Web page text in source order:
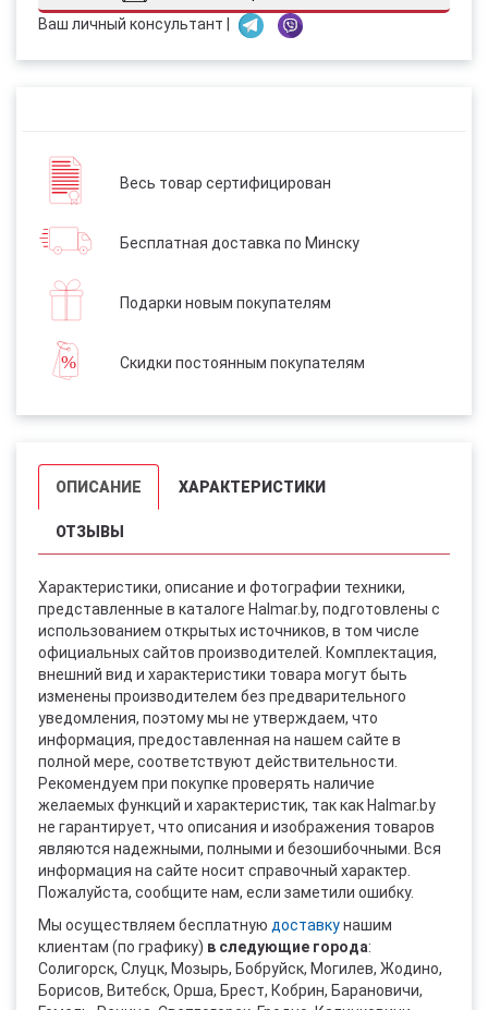
Ваш личный консультант |
Весь товар сертифицирован
Бесплатная доставка по Минску
Подарки новым покупателям
Скидки постоянным покупателям
ОПИСАНИЕ ХАРАКТЕРИСТИКИ
ОТЗЫВЫ
Характеристики, описание и фотографии техники,
представленные в каталоге Halmar.by, подготовлены с
использованием открытых источников, в том числе
официальных сайтов производителей. Комплектация,
внешний вид и характеристики товара могут быть
изменены производителем без предварительного
уведомления, поэтому мы не утверждаем, что
информация, предоставленная на нашем сайте в
полной мере, соответствуют действительности.
Рекомендуем при покупке проверять наличие
желаемых функций и характеристик, так как Halmar.by
не гарантирует, что описания и изображения товаров
являются надежными, полными и безошибочными. Вся
информация на сайте носит справочный характер.
Пожалуйста, сообщите нам, если заметили ошибку.
Мы осуществляем бесплатную доставкунашим
клиентам (по графику) в следующие города:
Солигорск, Слуцк, Мозырь, Бобруйск, Могилев, Жодино,
Борисов, Витебск, Орша, Брест, Кобрин, Барановичи,